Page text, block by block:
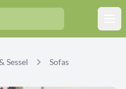
Sessel Sofas